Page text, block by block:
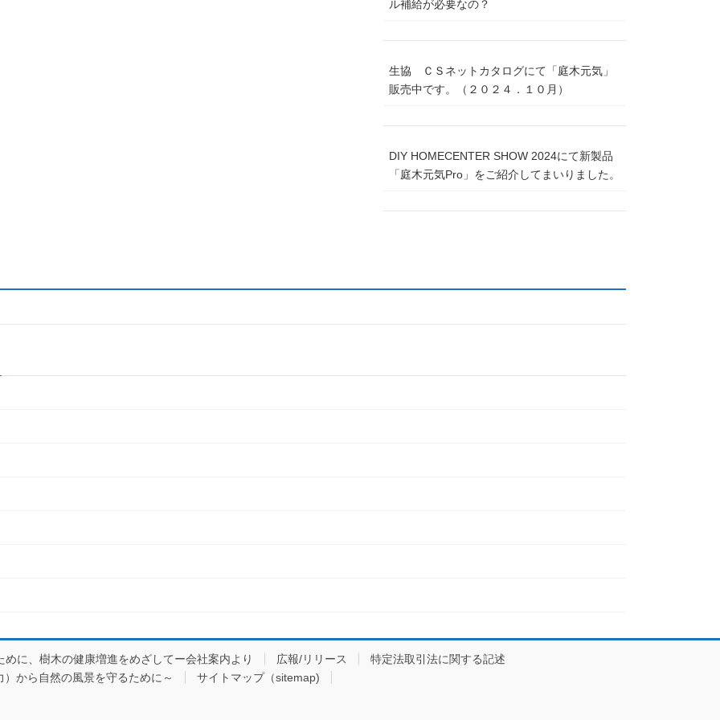
ル補給が必要なの？
生協 ＣＳネットカタログにて「庭木元気」
販売中です。（２０２４．１０月）
DIY HOMECENTER SHOW 2024にて新製品
「庭木元気Pro」をご紹介してまいりました。
めに、樹木の健康増進をめざしてー会社案内より 広報/リリース
特定法取引法に関する記述
から自然の風景を守るために～
サイトマップ（sitemap)